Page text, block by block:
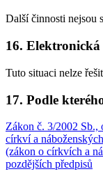
Další činnosti nejsou
16.
Tuto situaci nelze
17. Podle
Zákon č. 3/2002 Sb.,
církví a
(zákon o církvích a
pozdějších předpisů